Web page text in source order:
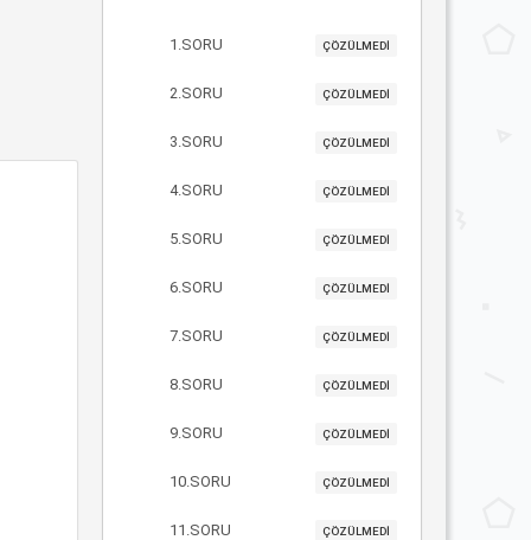
1.SORU ÇÖZÜLMEDİ
2.SORU ÇÖZÜLMEDİ
3.SORU ÇÖZÜLMEDİ
4.SORU ÇÖZÜLMEDİ
5.SORU ÇÖZÜLMEDİ
6.SORU ÇÖZÜLMEDİ
7.SORU ÇÖZÜLMEDİ
8.SORU ÇÖZÜLMEDİ
9.SORU ÇÖZÜLMEDİ
10.SORU ÇÖZÜLMEDİ
11.SORU ÇÖZÜLMEDİ